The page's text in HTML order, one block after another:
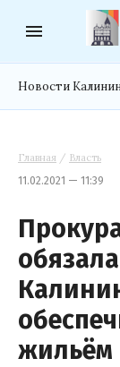
menu
Новости
Главная / Власть
11.02.2021 — 11:39
жильём